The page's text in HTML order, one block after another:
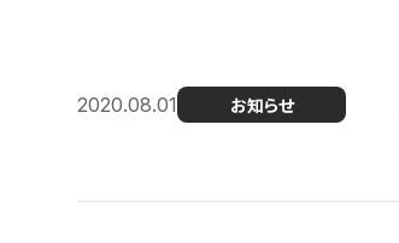
2020.08.01 お知らせ